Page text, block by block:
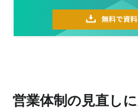
営業体制の見直し